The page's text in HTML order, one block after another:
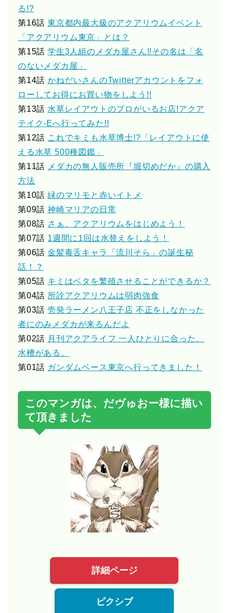
る!?
第16話 東京都内最大級のアクアリウムイベント
「アクアリウム東京」とは？
第15話 学生3人組のメダカ屋さん!!その名は「名
のないメダカ屋」
第14話 かねだいさんのTwitterアカウントをフォ
ローしてお得にお買い物をしよう!!
第13話 水草レイアウトのプロがいるお店!アクア
テイク-Eへ行ってみた!!
第12話 これでキミも水草博士!?「レイアウトに使
える水草 500種図鑑」
第11話 メダカの無人販売所『堀切めだか』の購入
方法
第10話 緑のマリモと赤いイトメ
第09話 神崎マリアの日常
第08話 さぁ、アクアリウムをはじめよう！
第07話 1週間に1回は水替えをしよう！
第06話 金髪毒舌キャラ「流川そら」の誕生秘
話！？
第05話 キミはベタを繁殖させることができるか？
第04話 所詮アクアリウムは弱肉強食
第03話 壱発ラーメン八王子店 不正をしなかった
者にのみメダカが来るんだよ
第02話 月刊アクアライフ 一人ひとりに合った、
水槽がある。
第01話 ガンダムベース東京へ行ってきました！
このマンガは、だヴゅおー様に描い
て頂きました
詳細ページ
ピクシブ